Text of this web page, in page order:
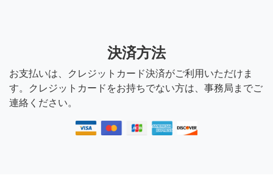
決済方法
お支払いは、クレジットカード決済がご利用いただけま
す。クレジットカードをお持ちでない方は、事務局までご
連絡ください。